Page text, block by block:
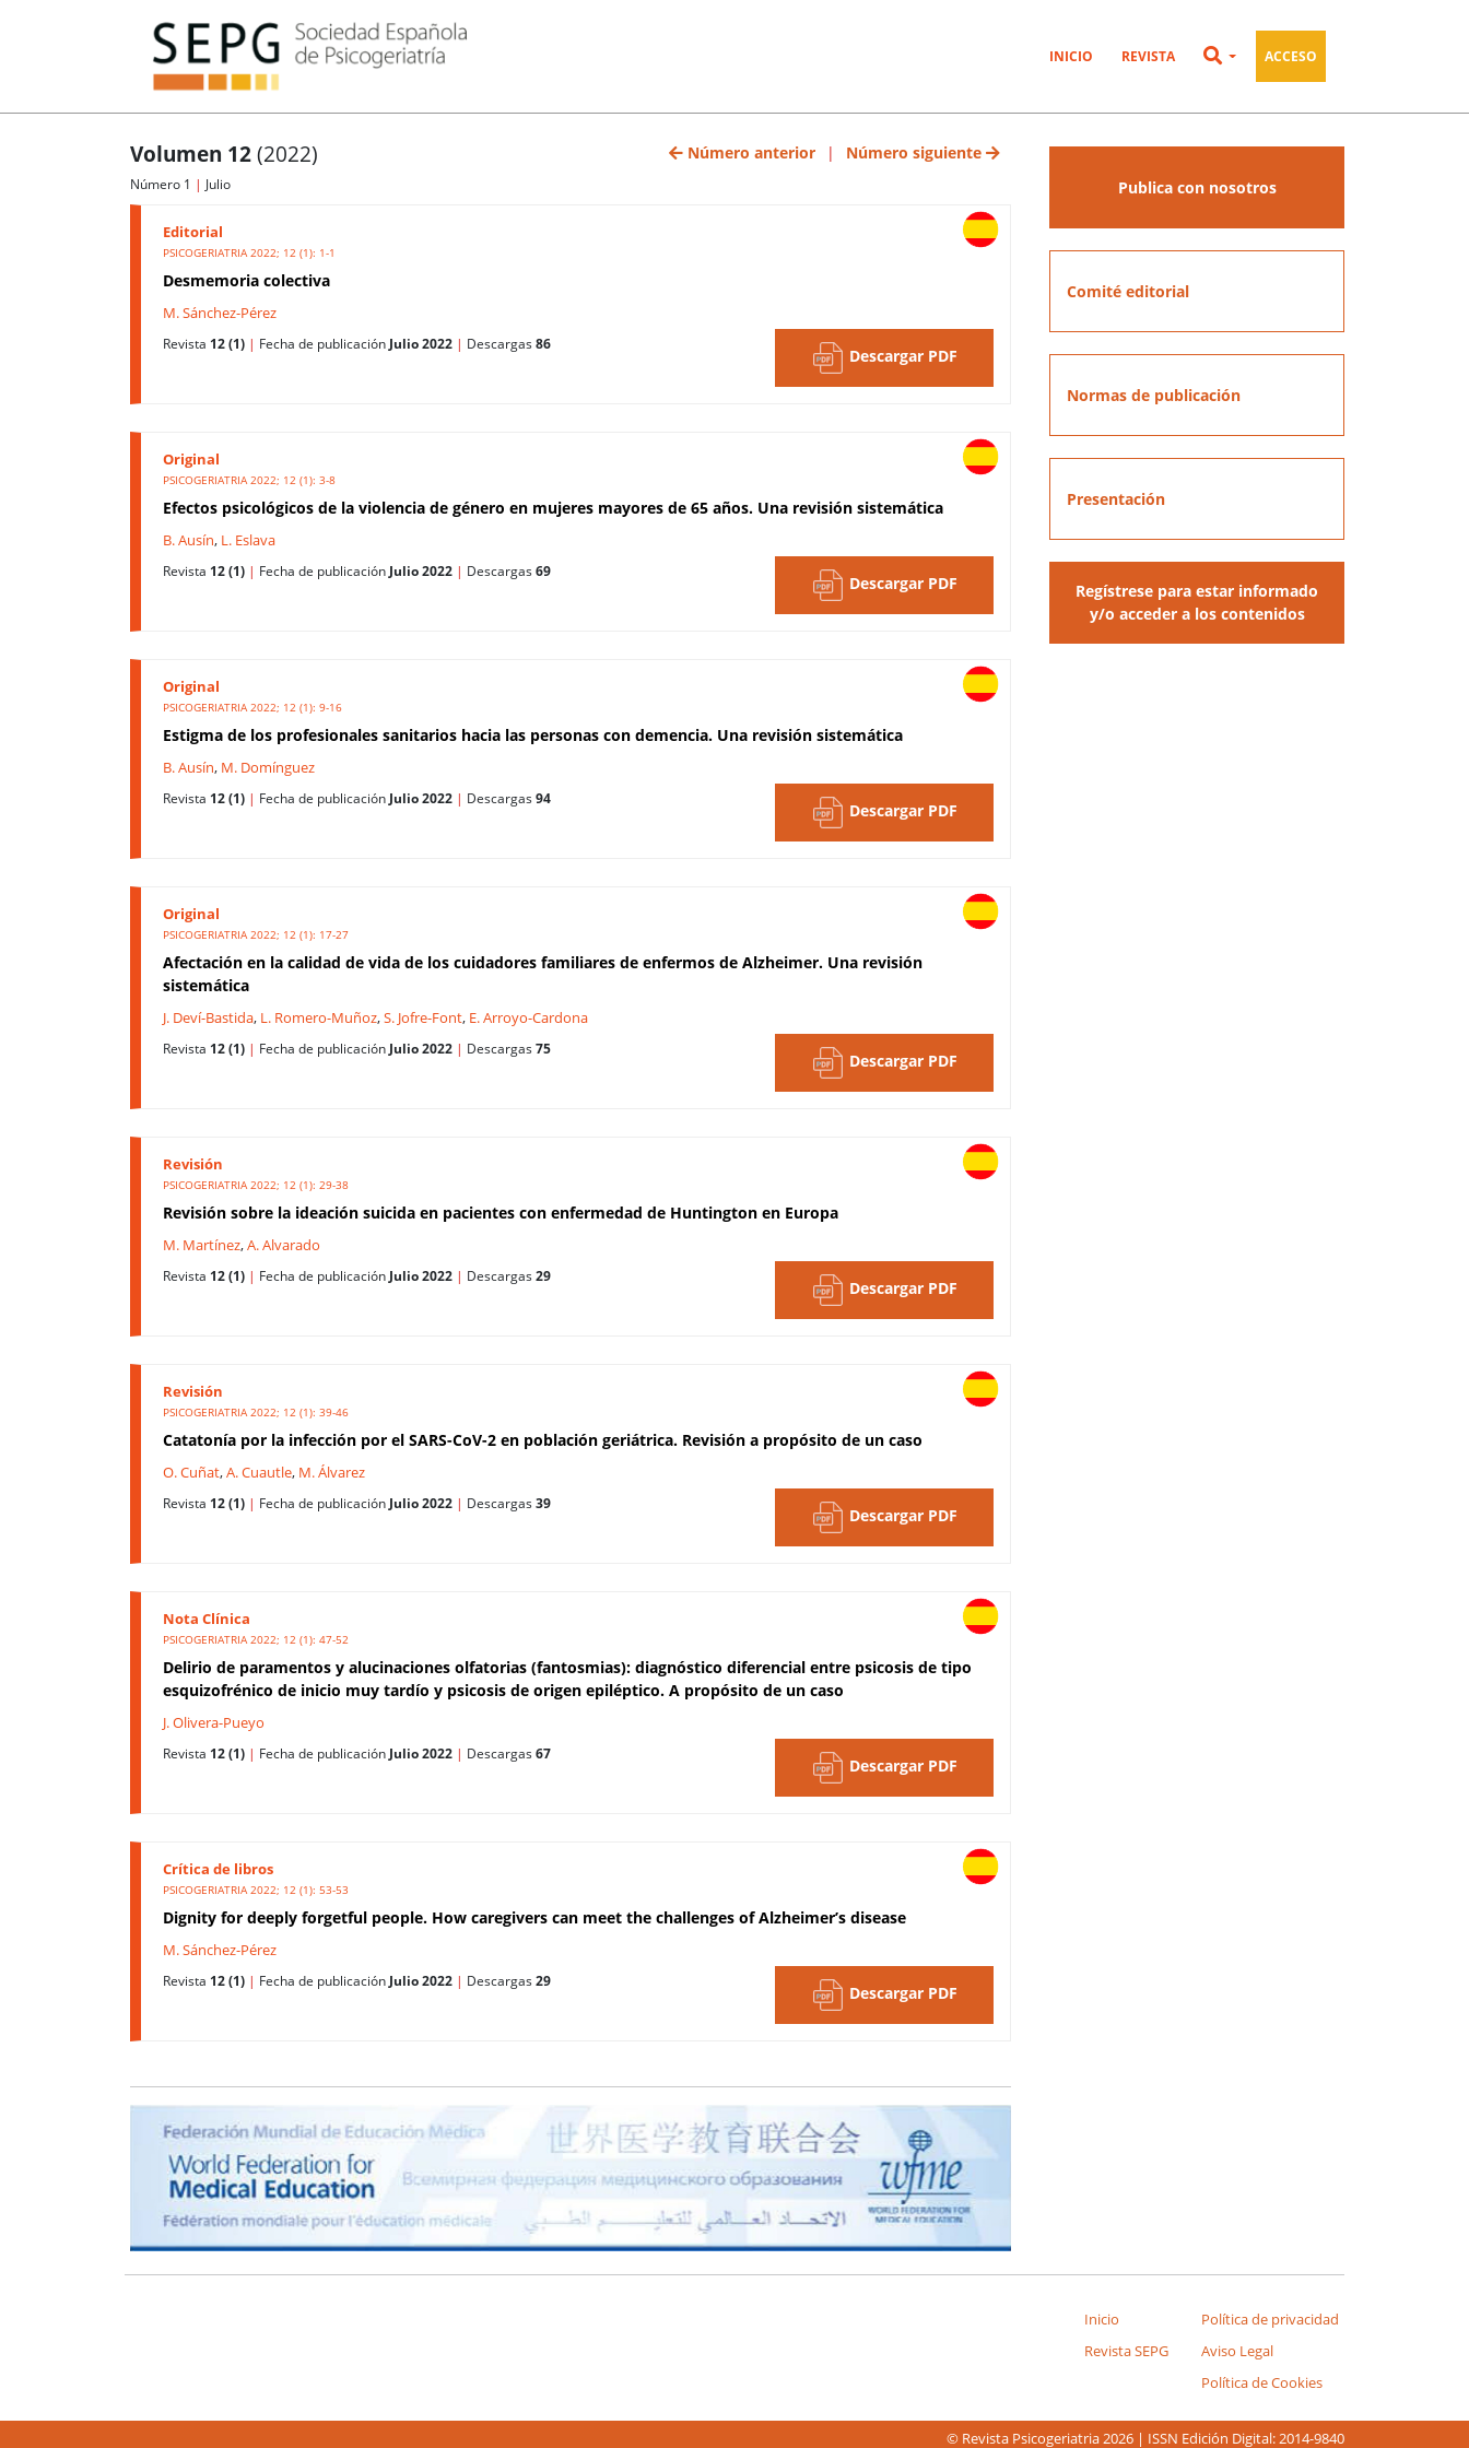
INICIO REVISTA ACCESO
Número siguiente
|
Número anterior
Volumen 12(2022)
Número 1 | Julio
Editorial
PSICOGERIATRIA 2022; 12 (1): 1-1
Desmemoria colectiva
M. Sánchez-Pérez
Revista 12 (1) | Fecha de publicación Julio 2022 | Descargas 86
Descargar PDF
Original
PSICOGERIATRIA 2022; 12 (1): 3-8
Efectos psicológicos de la violencia de género en mujeres mayores de 65 años. Una revisión sistemática
B. Ausín, L. Eslava
Revista 12 (1) | Fecha de publicación Julio 2022 | Descargas 69
Descargar PDF
Original
PSICOGERIATRIA 2022; 12 (1): 9-16
Estigma de los profesionales sanitarios hacia las personas con demencia. Una revisión sistemática
B. Ausín, M. Domínguez
Revista 12 (1) | Fecha de publicación Julio 2022 | Descargas 94
Descargar PDF
Original
PSICOGERIATRIA 2022; 12 (1): 17-27
Afectación en la calidad de vida de los cuidadores familiares de enfermos de Alzheimer. Una revisión
sistemática
J. Deví-Bastida, L. Romero-Muñoz,S. Jofre-Font, E. Arroyo-Cardona
Revista 12 (1) | Fecha de publicación Julio 2022 | Descargas 75
Descargar PDF
Revisión
PSICOGERIATRIA 2022; 12 (1): 29-38
Revisión sobre la ideación suicida en pacientes con enfermedad de Huntington en Europa
M. Martínez,A. Alvarado
Revista 12 (1) | Fecha de publicación Julio 2022 | Descargas 29
Descargar PDF
Revisión
PSICOGERIATRIA 2022; 12 (1): 39-46
Catatonía por la infección por el SARS-CoV-2 en población geriátrica. Revisión a propósito de un caso
O. Cuñat,A. Cuautle, M. Álvarez
Revista 12 (1) | Fecha de publicación Julio 2022 | Descargas 39
Descargar PDF
Nota Clínica
PSICOGERIATRIA 2022; 12 (1): 47-52
Delirio de paramentos y alucinaciones olfatorias (fantosmias): diagnóstico diferencial entre psicosis de tipo
esquizofrénico de inicio muy tardío y psicosis de origen epiléptico. A propósito de un caso
J. Olivera-Pueyo
Revista 12 (1) | Fecha de publicación Julio 2022 | Descargas 67
Descargar PDF
Crítica de libros
PSICOGERIATRIA 2022; 12 (1): 53-53
Dignity for deeply forgetful people. How caregivers can meet the challenges of Alzheimer’s disease
M. Sánchez-Pérez
Revista 12 (1) | Fecha de publicación Julio 2022 | Descargas 29
Descargar PDF
Publica con nosotros
Comité editorial
Normas de publicación
Presentación
Regístrese para estar informado
y/o acceder a los contenidos
Política de privacidad
Aviso Legal
Política de Cookies
Inicio
Revista SEPG
© Revista Psicogeriatria 2026 | ISSN Edición Digital: 2014-9840